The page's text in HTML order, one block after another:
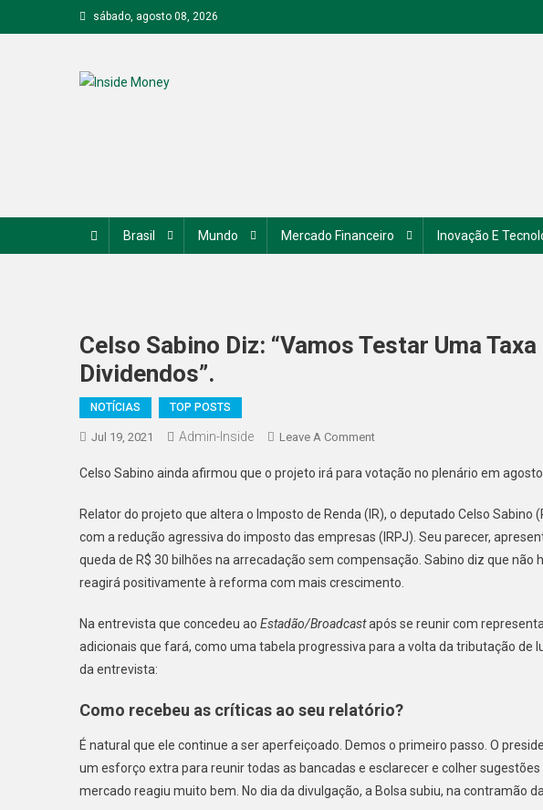
to
sábado, agosto 08, 2026
Brasil Mundo Mercado Financeiro Inovação E
Celso Sabino Diz: “Vamos Testar Uma
Dividendos”.
NOTÍCIAS TOP POSTS
Jul 19, 2021 Admin-Inside Leave A CommentOn
Sabino
“Vamos
Testar
Uma
Taxa
Para
Os
Celso Sabino ainda afirmou que o projeto irá para votação no plenário em agosto
Relator do projeto que altera o Imposto de Renda (IR), o deputado Celso Sabino
com a redução agressiva do imposto das empresas (IRPJ). Seu parecer,
queda de R$ 30 bilhões na arrecadação sem compensação. Sabino diz que
reagirá positivamente à reforma com mais crescimento.
Na entrevista que concedeu ao Estadão/Broadcastapós se reunir com
adicionais que fará, como uma tabela progressiva para a volta da tributação de
da entrevista:
Como recebeu as críticas ao seu relatório?
É natural que ele continue a ser aperfeiçoado. Demos o primeiro passo. O
um esforço extra para reunir todas as bancadas e esclarecer e colher
mercado reagiu muito bem. No dia da divulgação, a Bolsa subiu, na contramão